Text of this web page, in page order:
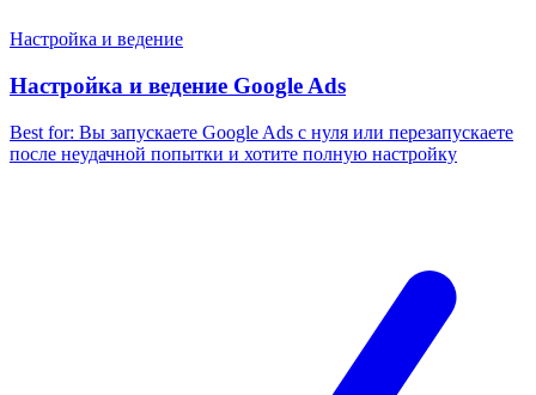
Настройка и ведение
Настройка и ведение Google Ads
Best for: Вы запускаете Google Ads с нуля или перезапускаете
после неудачной попытки и хотите полную настройку